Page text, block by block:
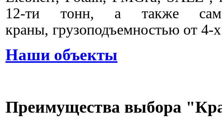
12-ти тонн, а также
краны, грузоподъемностью от 4-
Наши объекты
Преимущества выбора